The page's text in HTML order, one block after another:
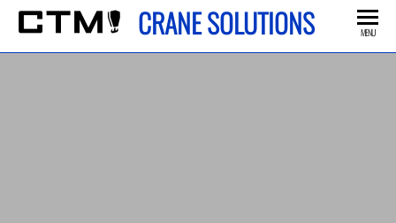
Skip
the
CRANE SOLUTIONS MENU